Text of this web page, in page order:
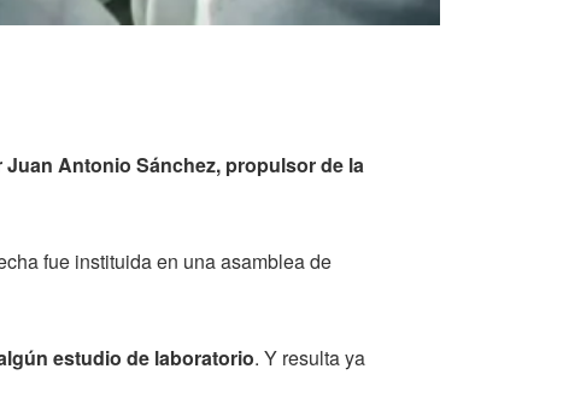
Antonio Sánchez, propulsor de la
fue instituida en una asamblea de
estudio de laboratorio. Y resulta ya